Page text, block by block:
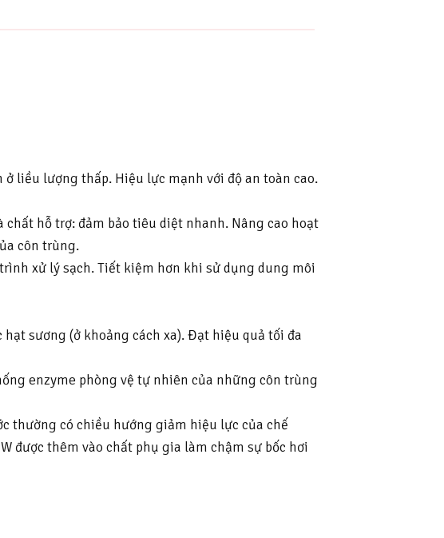
liều lượng thấp. Hiệu lực mạnh với độ an toàn cao.
chất hỗ trợ: đảm bảo tiêu diệt nhanh. Nâng cao hoạt
côn trùng.
xử lý sạch. Tiết kiệm hơn khi sử dụng dung môi
hạt sương (ở khoảng cách xa). Đạt hiệu quả tối đa
enzyme phòng vệ tự nhiên của những côn trùng
thường có chiều hướng giảm hiệu lực của chế
được thêm vào chất phụ gia làm chậm sự bốc hơi